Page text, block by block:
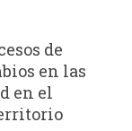
de
en las
en el